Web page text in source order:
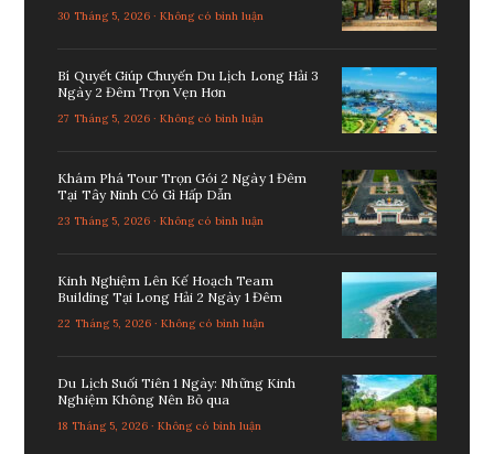
30 Tháng 5, 2026 · Không có bình luận
Bí Quyết Giúp Chuyến Du Lịch Long Hải 3
Ngày 2 Đêm Trọn Vẹn Hơn
27 Tháng 5, 2026 · Không có bình luận
Khám Phá Tour Trọn Gói 2 Ngày 1 Đêm
Tại Tây Ninh Có Gì Hấp Dẫn
23 Tháng 5, 2026 · Không có bình luận
Kinh Nghiệm Lên Kế Hoạch Team
Building Tại Long Hải 2 Ngày 1 Đêm
22 Tháng 5, 2026 · Không có bình luận
Du Lịch Suối Tiên 1 Ngày: Những Kinh
Nghiệm Không Nên Bỏ qua
18 Tháng 5, 2026 · Không có bình luận